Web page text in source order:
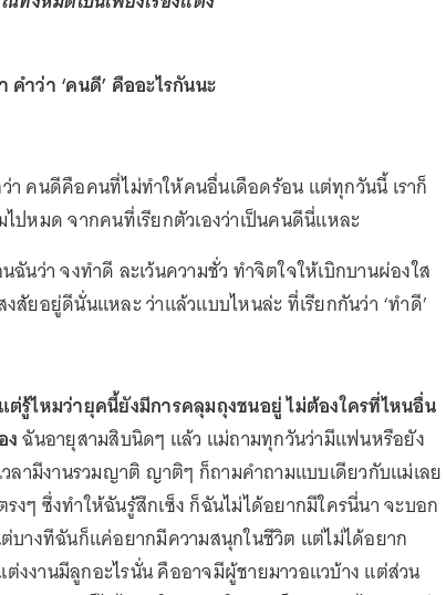
ำว่า ‘คนดี’ คืออะไรกันนะ
า คนดีคือคนที่ไม่ทำให้คนอื่นเดือดร้อน แต่ทุกวันนี้ เราก็
ปหมด จากคนที่เรียกตัวเองว่าเป็นคนดีนี่แหละ
ฉันว่า จงทำดี ละเว้นความชั่ว ทำจิตใจให้เบิกบานผ่องใส
สัยอยู่ดีนั่นแหละ ว่าแล้วแบบไหนล่ะ ที่เรียกกันว่า ‘ทำดี’
รู้ไหมว่ายุคนี้ยังมีการคลุมถุงชนอยู่ ไม่ต้องใครที่ไหนอื่น
งฉันอายุสามสิบนิดๆ แล้ว แม่ถามทุกวันว่ามีแฟนหรือยัง
วลามีงานรวมญาติ ญาติๆ ก็ถามคำถามแบบเดียวกับแม่เลย
งๆ ซึ่งทำให้ฉันรู้สึกเซ็ง ก็ฉันไม่ได้อยากมีใครนี่นา จะบอก
บางทีฉันก็แค่อยากมีความสนุกในชีวิต แต่ไม่ได้อยาก
งงานมีลูกอะไรนั่น คืออาจมีผู้ชายมาวอแวบ้าง แต่ส่วน